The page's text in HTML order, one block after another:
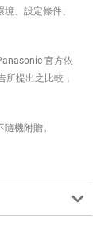
、設定條件、
官方依
所提出之比較，
機附贈。